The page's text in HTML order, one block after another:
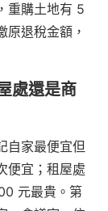
重購土地有 5
原退稅金額，
處還是商
自家最便宜但
便宜；租屋處
元最貴。第